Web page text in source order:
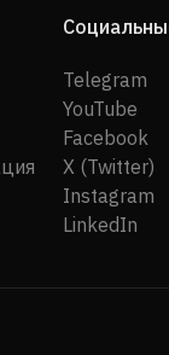
штаб-квартира
Telegram
YouTube
Facebook
X (Twitter)
Instagram
LinkedIn